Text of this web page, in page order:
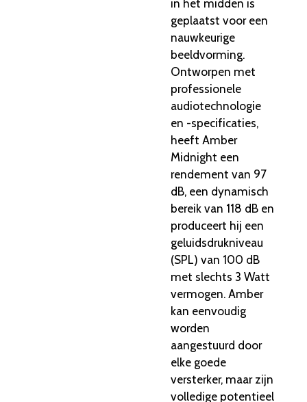
in het midden is
geplaatst voor een
nauwkeurige
beeldvorming.
Ontworpen met
professionele
audiotechnologie
en -specificaties,
heeft Amber
Midnight een
rendement van 97
dB, een dynamisch
bereik van 118 dB en
produceert hij een
geluidsdrukniveau
(SPL) van 100 dB
met slechts 3 Watt
vermogen.Amber
kan eenvoudig
worden
aangestuurd door
elke goede
versterker, maar zijn
volledige potentieel